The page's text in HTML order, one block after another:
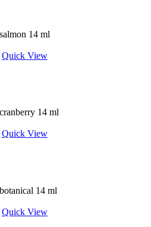
Quick View
Quick View
Quick View